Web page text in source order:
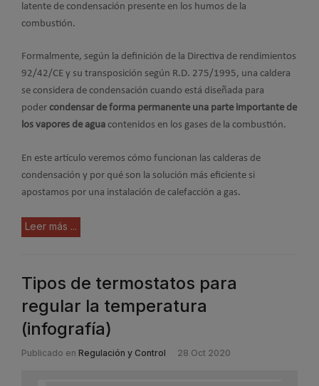
latente de condensación presente en los humos de la
combustión.
Formalmente, según la definición de la Directiva de rendimientos
92/42/CE y su transposición según R.D. 275/1995, una caldera
se considera de condensación cuando está diseñada para
poder condensar de forma permanente una parte importante de
los vapores de agua contenidos en los gases de la combustión.
En este artículo veremos cómo funcionan las calderas de
condensación y por qué son la solución más eficiente si
apostamos por una instalación de calefacción a gas.
Leer más ...
Tipos de termostatos para
regular la temperatura
(infografía)
Publicado en Regulación y Control 28 Oct 2020